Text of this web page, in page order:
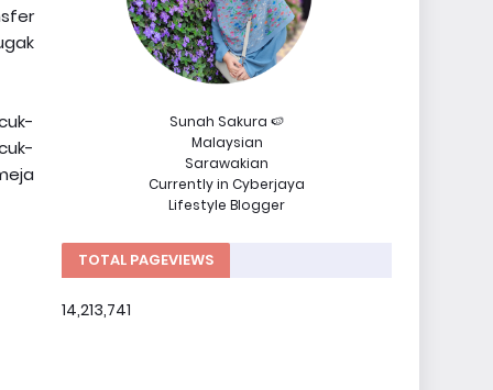
Sunah Sakura 🍉
Malaysian
Sarawakian
Currently in Cyberjaya
Lifestyle Blogger
TOTAL PAGEVIEWS
14,213,741